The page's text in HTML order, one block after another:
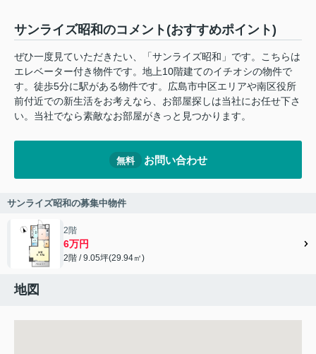
サンライズ昭和のコメント(おすすめポイント)
ぜひ一度見ていただきたい、「サンライズ昭和」です。こちらは
エレベーター付き物件です。地上10階建てのイチオシの物件で
す。徒歩5分に駅がある物件です。広島市中区エリアや南区役所
前付近での新生活をお考えなら、お部屋探しは当社にお任せ下さ
い。当社でなら素敵なお部屋がきっと見つかります。
無料 お問い合わせ
サンライズ昭和の募集中物件
2階
6万円
2階 / 9.05坪(29.94㎡)
地図